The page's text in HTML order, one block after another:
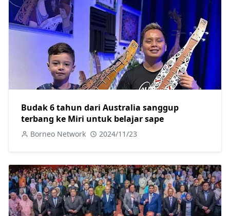
Budak 6 tahun dari Australia sanggup
terbang ke Miri untuk belajar sape
Borneo Network 2024/11/23